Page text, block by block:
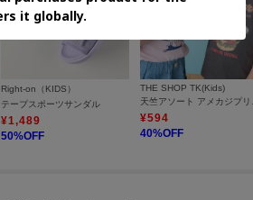
Right-on（KIDS）
テープスポーツサンダル
¥1,489
50%OFF
THE SHOP TK(Kids)
天竺ア
¥594
40%OFF